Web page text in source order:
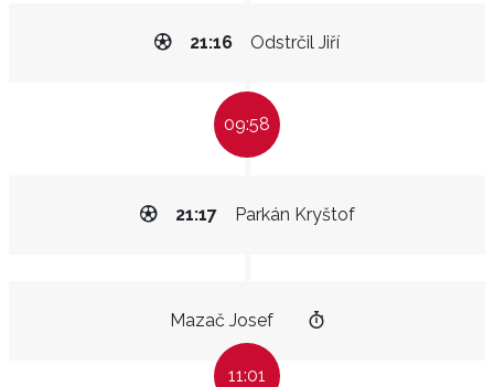
Odstrčil Jiří
21:16
09:58
Parkán Kryštof
21:17
Mazač Josef
11:01